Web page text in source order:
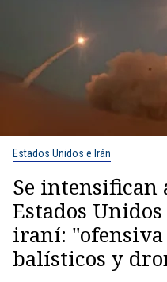
Estados Unidos e Irán
Se intensifican
Estados
iraní:
balísticos y